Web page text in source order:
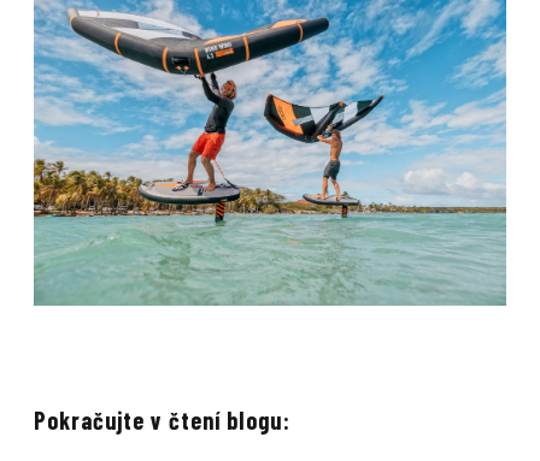
Pokračujte v čtení blogu: